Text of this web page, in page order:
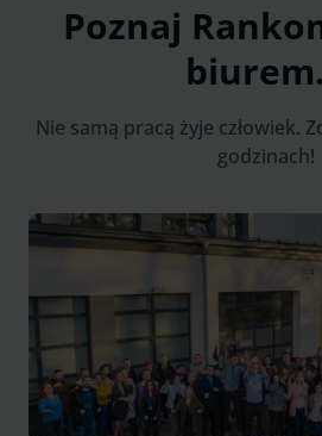
Poznaj
Nie samą pracą żyje człowiek.
godzinach!